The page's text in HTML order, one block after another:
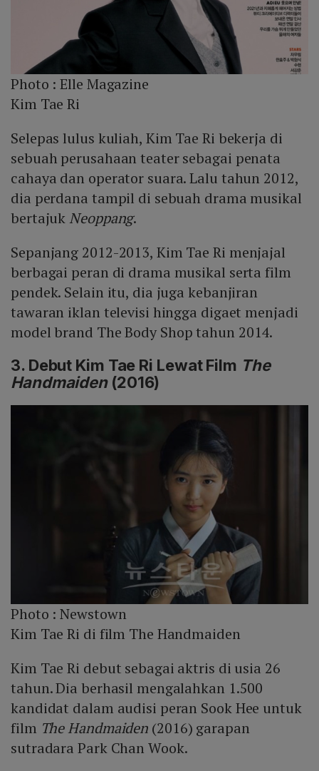
Photo :Elle Magazine
Kim Tae Ri
Selepas lulus kuliah, Kim Tae Ri bekerja di
sebuah perusahaan teater sebagai penata
cahaya dan operator suara. Lalu tahun 2012,
dia perdana tampil di sebuah drama musikal
bertajuk Neoppang.
Sepanjang 2012-2013, Kim Tae Ri menjajal
berbagai peran di drama musikal serta film
pendek. Selain itu, dia juga kebanjiran
tawaran iklan televisi hingga digaet menjadi
model brand The Body Shop tahun 2014.
3. Debut Kim Tae Ri Lewat Film The
Handmaiden(2016)
Photo :Newstown
Kim Tae Ri di film The Handmaiden
Kim Tae Ri debut sebagai aktris di usia 26
tahun. Dia berhasil mengalahkan 1.500
kandidat dalam audisi peran Sook Hee untuk
film The Handmaiden (2016) garapan
sutradara Park Chan Wook.